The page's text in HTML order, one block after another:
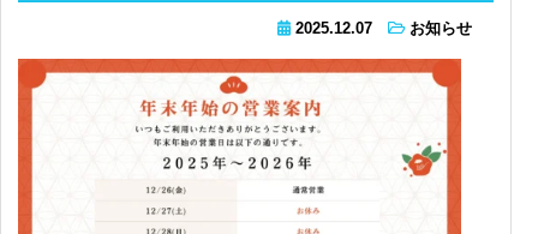
2025.12.07 お知らせ